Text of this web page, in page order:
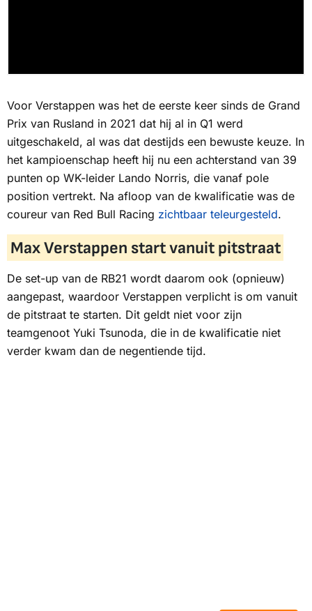
Voor Verstappen was het de eerste keer sinds de Grand
Prix van Rusland in 2021 dat hij al in Q1 werd
uitgeschakeld, al was dat destijds een bewuste keuze. In
het kampioenschap heeft hij nu een achterstand van 39
punten op WK-leider Lando Norris, die vanaf pole
position vertrekt. Na afloop van de kwalificatie was de
coureur van Red Bull Racing zichtbaar teleurgesteld.
Max Verstappen start vanuit pitstraat
De set-up van de RB21 wordt daarom ook (opnieuw)
aangepast, waardoor Verstappen verplicht is om vanuit
de pitstraat te starten. Dit geldt niet voor zijn
teamgenoot Yuki Tsunoda, die in de kwalificatie niet
verder kwam dan de negentiende tijd.